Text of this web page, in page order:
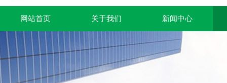
网站首页 关于我们 新闻中心